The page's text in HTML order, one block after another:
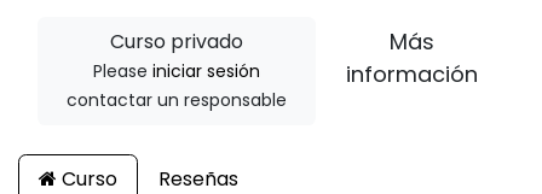
Curso privado
Please iniciar sesión
contactar un responsable
Más
información
Curso Reseñas